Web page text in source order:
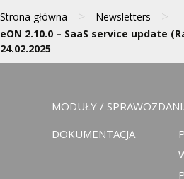
Strona główna > Newsletters >
eON 2.10.0 – SaaS service update
24.02.2025
MODUŁY /
DOKUMENTACJA